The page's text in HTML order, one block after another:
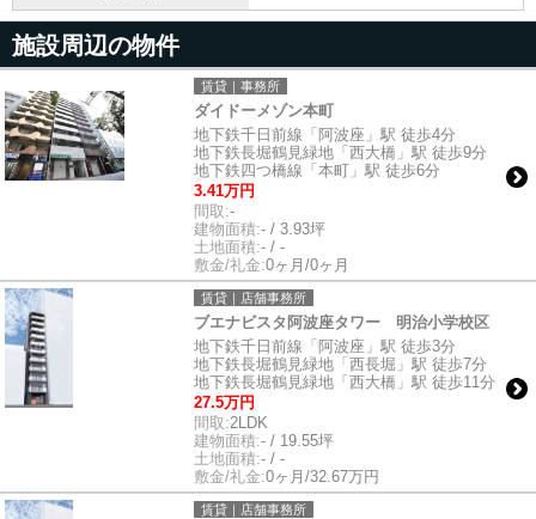
施設周辺の物件
賃貸｜事務所
ダイドーメゾン本町
地下鉄千日前線「阿波座」駅 徒歩4分
地下鉄長堀鶴見緑地「西大橋」駅 徒歩9分
地下鉄四つ橋線「本町」駅 徒歩6分
3.41万円
間取:-
建物面積:- / 3.93坪
土地面積:- / -
敷金/礼金:0ヶ月/0ヶ月
賃貸｜店舗事務所
ブエナビスタ阿波座タワー 明治小学校区
地下鉄千日前線「阿波座」駅 徒歩3分
地下鉄長堀鶴見緑地「西長堀」駅 徒歩7分
地下鉄長堀鶴見緑地「西大橋」駅 徒歩11分
27.5万円
間取:2LDK
建物面積:- / 19.55坪
土地面積:- / -
敷金/礼金:0ヶ月/32.67万円
賃貸｜店舗事務所